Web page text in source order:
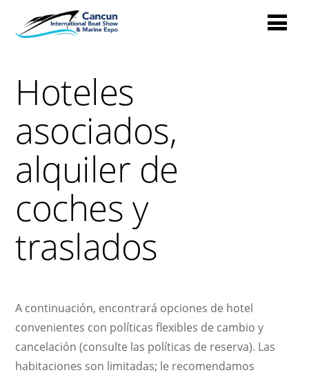
Hoteles
asociados,
alquiler de
coches y
traslados
A continuación, encontrará opciones de hotel
convenientes con políticas flexibles de cambio y
cancelación (consulte las políticas de reserva). Las
habitaciones son limitadas; le recomendamos